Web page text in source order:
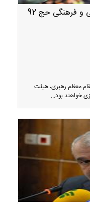
اعزام نخستین گروه از عوامل اجرایی و فرهنگی حج 92
معظم رهبری، هيئت
خواهند بود...